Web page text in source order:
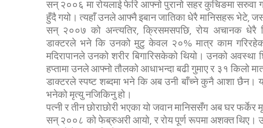
सन् २००६ मा रोयलाई फेरि आफ्नो पुरानो सहर कुचिङमा
हुँदै गयो। त्यहाँ उनले आफ्नै इबान जातिका धेरै मानिसहरू भेटे, जसले
सन् २००७ को अन्त्यतिर, क्रिसमसपछि, रोय अचानक धेरै
डाक्टरले भने कि उनको मुटु केवल २०% मात्र काम
मदिरापानले उनको शरीर बिगारिसकेको थियो। उनको
हप्तामा उनले आफ्नो तौलको आधाभन्दा बढी गुमाए र ३१ किलो
डाक्टरले स्पष्ट शब्दमा भने कि अब उनी बाँच्ने कुनै आशा छैन।
भनेको मृत्यु नजिकिनु हो।
पत्नी र तीन छोराछोरी भएका यो जवान मानिससँग अब घर फर्केर
सन् २००८ को फेब्रुअरी आयो, र रोय पूर्ण रूपमा अशक्त थिए।